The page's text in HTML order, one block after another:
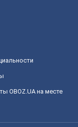
OBOZ.UA на месте